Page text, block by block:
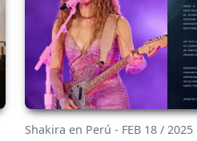
Shakira en Perú - FEB 18 / 2025